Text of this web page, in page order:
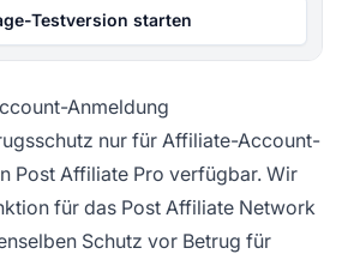
Testversion starten
Anmeldung
nur für Affiliate-Account-
Post Affiliate Pro verfügbar. Wir
für das Post Affiliate Network
Schutz vor Betrug für